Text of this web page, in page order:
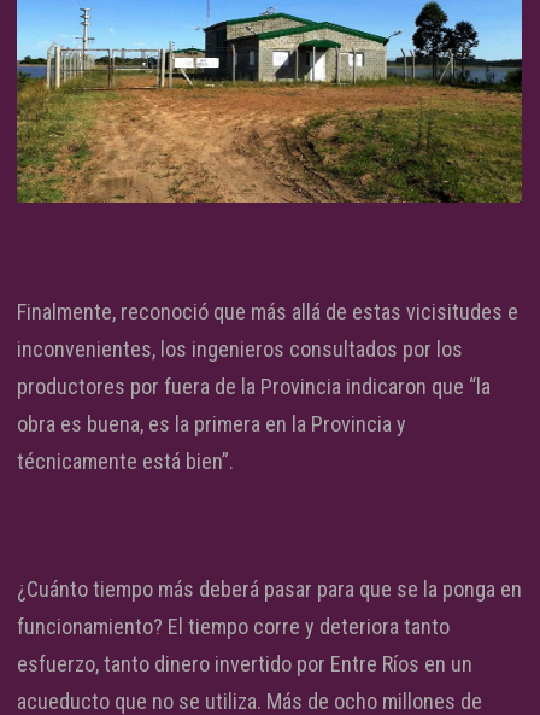
Finalmente, reconoció que más allá de estas vicisitudes e
inconvenientes, los ingenieros consultados por los
productores por fuera de la Provincia indicaron que “la
obra es buena, es la primera en la Provincia y
técnicamente está bien”.
¿Cuánto tiempo más deberá pasar para que se la ponga en
funcionamiento? El tiempo corre y deteriora tanto
esfuerzo, tanto dinero invertido por Entre Ríos en un
acueducto que no se utiliza. Más de ocho millones de